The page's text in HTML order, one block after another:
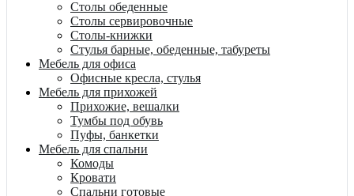
Столы обеденные
Столы сервировочные
Столы-книжки
Стулья барные, обеденные, табуреты
Мебель для офиса
Офисные кресла, стулья
Мебель для прихожей
Прихожие, вешалки
Тумбы под обувь
Пуфы, банкетки
Мебель для спальни
Комоды
Кровати
Спальни готовые